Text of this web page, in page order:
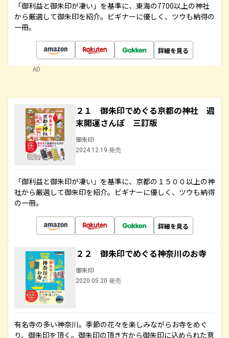
「御利益と御朱印が凄い」を基準に、東海の7700以上の神社
から厳選して御朱印を紹介。ビギナーに優しく、ツウも納得の
一冊。
詳細を見る
AD
２１ 御朱印でめぐる京都の神社 週
末開運さんぽ 三訂版
御朱印
2024.12.19 発売
「御利益と御朱印が凄い」を基準に、京都の１５００以上の神
社から厳選して御朱印を紹介。ビギナーに優しく、ツウも納得
の一冊。
詳細を見る
２２ 御朱印でめぐる神奈川のお寺
御朱印
2020.05.20 発売
有名寺の多い神奈川。季節の花々を楽しみながらお寺をめぐ
り、御朱印を頂く。御朱印の頂き方から御朱印に込められた意